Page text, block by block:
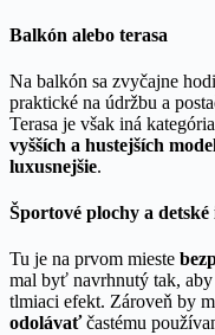
Balkón alebo terasa
Na balkón sa zvyčajne
praktické na údržbu a
Terasa je však iná
vyšších a hustejších
luxusnejšie.
Športové plochy a
Tu je na prvom mieste
mal byť navrhnutý tak,
tlmiaci efekt. Zároveň by
odolávaťčastému